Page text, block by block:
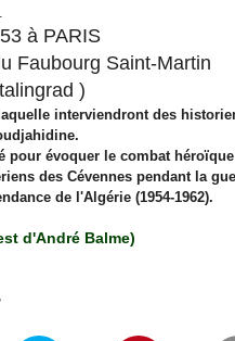
à PARIS
Faubourg Saint-Martin
)
interviendront des
pour évoquer le combat
des Cévennes pendant la
de l'Algérie (1954-1962).
d'André Balme)